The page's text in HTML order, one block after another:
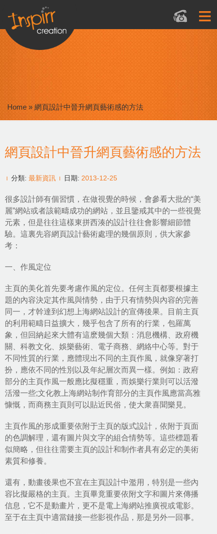
Home » 網頁設計中晉升網頁藝術感的方法
網頁設計中晉升網頁藝術感的方法
分類: 最新資訊 日期: 2013-12-25
很多設計師有個習慣，在做視覺的時候，會參看大批的“美
麗”網站或者該範疇成功的網站，並且鑒戒其中的一些視覺
元素，但是往往這樣東拼西湊的設計往往會影響細節體
驗。這裏先容網頁設計藝術處理的幾個原則，供大家參
考：
一、作風定位
主頁的美化首先要考慮作風的定位。任何主頁都要根據主
題的內容決定其作風與情勢，由于只有情勢與內容的完善
同一，才幹達到幻想上海網站設計的宣傳後果。目前主頁
的利用範疇日益擴大，幾乎包含了所有的行業，包羅萬
象，但回納起來大體有這麽幾個大類：消息機構、政府機
關、科教文化、娛樂藝術、電子商務、網絡中心等。對于
不同性質的行業，應體現出不同的主頁作風，就像穿著打
扮，應依不同的性別以及年紀層次而異一樣。例如：政府
部分的主頁作風一般應比擬穩重，而娛樂行業則可以活潑
活潑一些;文化教上海網站制作育部分的主頁作風應當高雅
慷慨，而商務主頁則可以貼近民俗，使大衆喜聞樂見。
主頁作風的形成重要依附于主頁的版式設計，依附于頁面
的色調解理，還有圖片與文字的組合情勢等。這些標題看
似簡略，但往往需要主頁的設計和制作者具有必定的美術
素質和修養。
還有，動畫後果也不宜在主頁設計中濫用，特別是一些內
容比擬嚴格的主頁。主頁畢竟重要依附文字和圖片來傳播
信息，它不是動畫片，更不是電上海網站推廣視或電影。
至于在主頁中適當鏈接一些影視作品，那是另外一回事。